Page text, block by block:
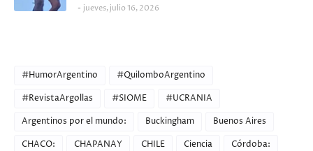
jueves, julio 16, 2026
#HumorArgentino
#QuilomboArgentino
#RevistaArgollas
#SIOME
#UCRANIA
Argentinos por el mundo:
Buckingham
Buenos Aires
CHACO:
CHAPANAY CHILE Ciencia
Córdoba: